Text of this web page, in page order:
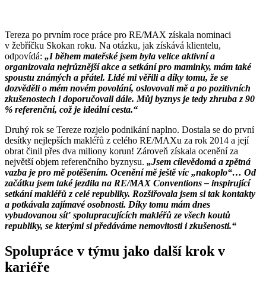
Tereza po prvním roce práce pro RE/MAX získala nominaci
v žebříčku Skokan roku. Na otázku, jak získává klientelu,
odpovídá: „I během mateřské jsem byla velice aktivní a
organizovala nejrůznější akce a setkání pro maminky, mám také
spoustu známých a přátel. Lidé mi věřili a díky tomu, že se
dozvěděli o mém novém povolání, oslovovali mě a po pozitivních
zkušenostech i doporučovali dále. Můj byznys je tedy zhruba z 90
% referenční, což je ideální cesta.“
Druhý rok se Tereze rozjelo podnikání naplno. Dostala se do první
desítky nejlepších makléřů z celého RE/MAXu za rok 2014 a její
obrat činil přes dva miliony korun! Zároveň získala ocenění za
největší objem referenčního byznysu. „Jsem cílevědomá a zpětná
vazba je pro mě potěšením. Ocenění mě ještě víc „nakoplo“… Od
začátku jsem také jezdila na RE/MAX Conventions – inspirující
setkání makléřů z celé republiky. Rozšiřovala jsem si tak kontakty
a potkávala zajímavé osobnosti. Díky tomu mám dnes
vybudovanou síť spolupracujících makléřů ze všech koutů
republiky, se kterými si předáváme nemovitosti i zkušenosti.“
Spolupráce v týmu jako další krok v
kariéře